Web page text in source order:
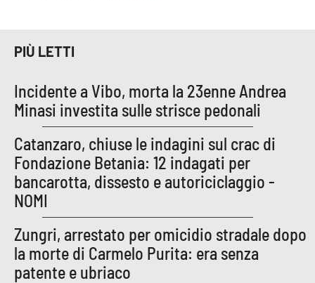
PIÙ LETTI
Incidente a Vibo, morta la 23enne Andrea
Minasi investita sulle strisce pedonali
Catanzaro, chiuse le indagini sul crac di
Fondazione Betania: 12 indagati per
bancarotta, dissesto e autoriciclaggio -
NOMI
Zungri, arrestato per omicidio stradale dopo
la morte di Carmelo Purita: era senza
patente e ubriaco